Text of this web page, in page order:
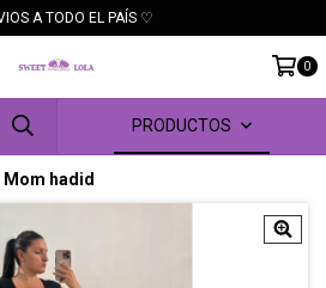
A TODO EL PAÍS ♡
0
PRODUCTOS
Mom hadid